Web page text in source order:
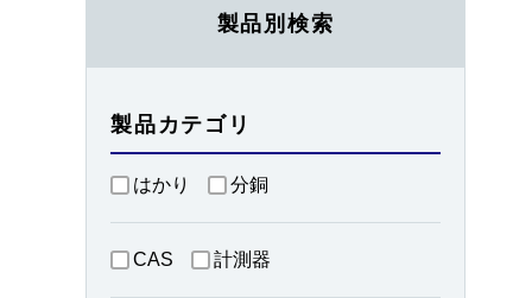
製品別検索
製品カテゴリ
はかり 分銅
CAS 計測器